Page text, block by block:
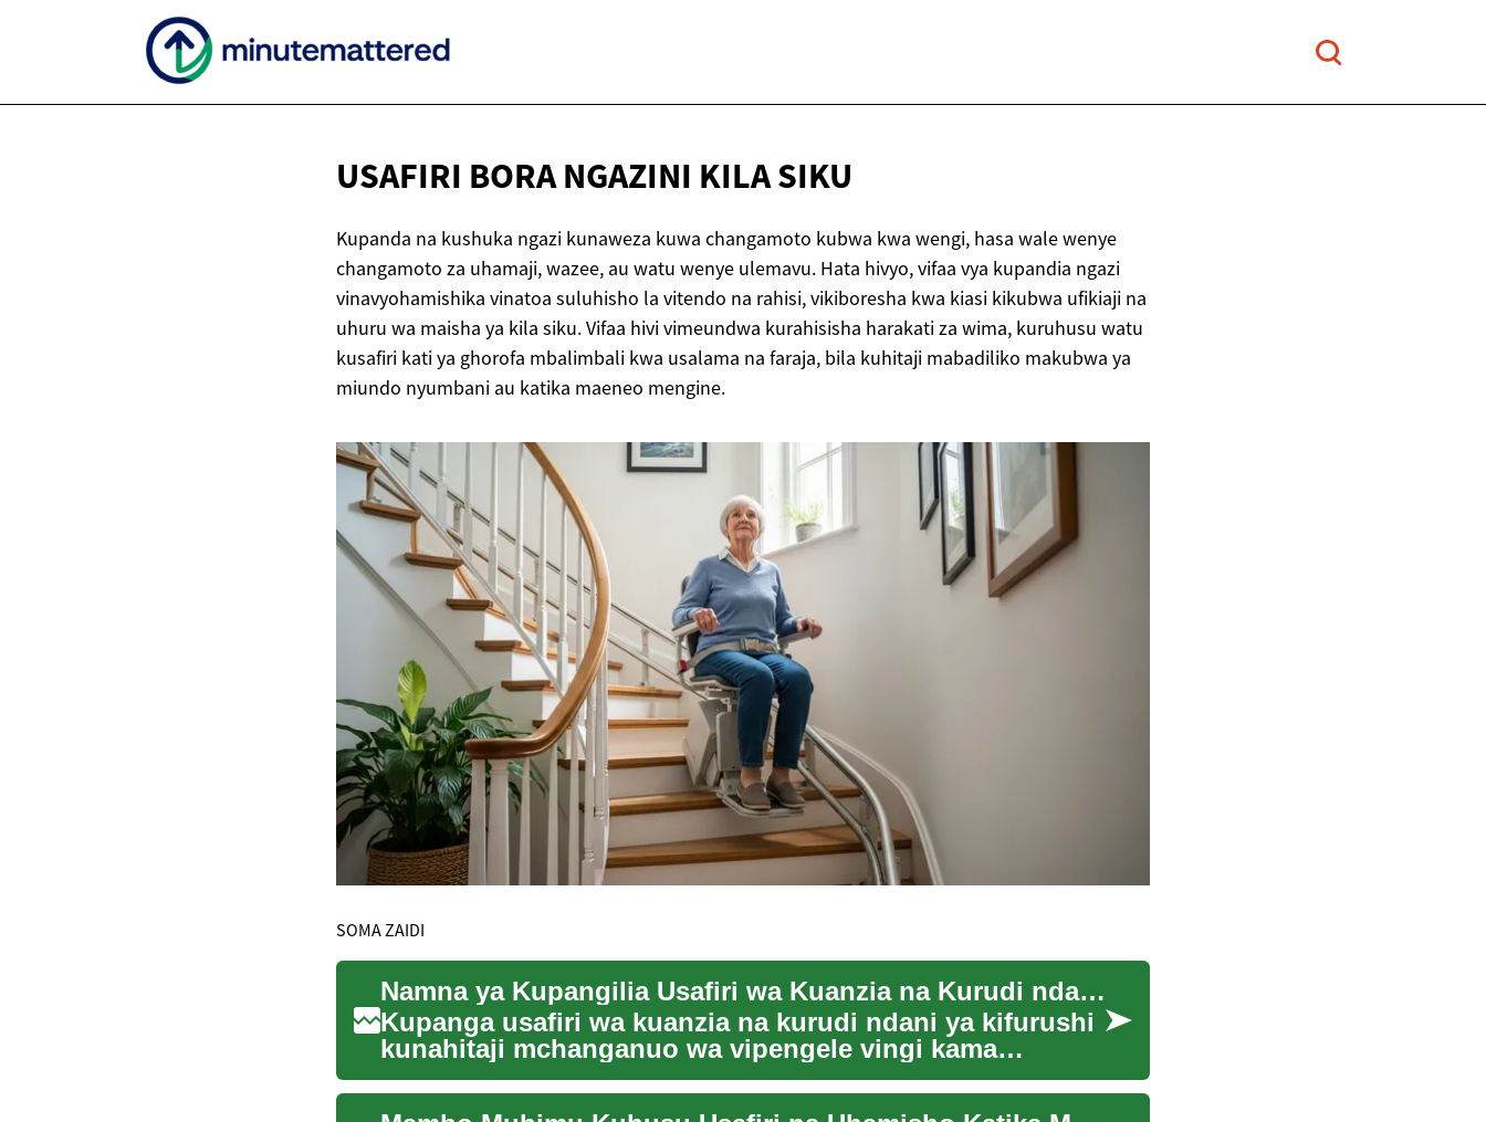
USAFIRI BORA NGAZINI KILA SIKU
Kupanda na kushuka ngazi kunaweza kuwa changamoto kubwa kwa wengi, hasa wale wenye
changamoto za uhamaji, wazee, au watu wenye ulemavu. Hata hivyo, vifaa vya kupandia ngazi
vinavyohamishika vinatoa suluhisho la vitendo na rahisi, vikiboresha kwa kiasi kikubwa ufikiaji na
uhuru wa maisha ya kila siku. Vifaa hivi vimeundwa kurahisisha harakati za wima, kuruhusu watu
kusafiri kati ya ghorofa mbalimbali kwa usalama na faraja, bila kuhitaji mabadiliko makubwa ya
miundo nyumbani au katika maeneo mengine.
SOMA ZAIDI
Namna ya Kupangilia Usafiri wa Kuanzia na Kurudi ndani ya Kifurushi
Kupanga usafiri wa kuanzia na kurudi ndani ya kifurushi
kunahitaji mchanganuo wa vipengele vingi kama
itinerary, meal...